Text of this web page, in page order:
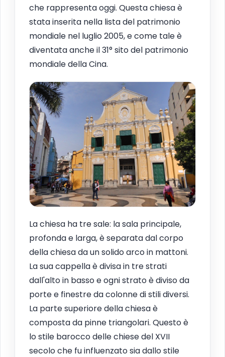
che rappresenta oggi. Questa chiesa è
stata inserita nella lista del patrimonio
mondiale nel luglio 2005, e come tale è
diventata anche il 31° sito del patrimonio
mondiale della Cina.
La chiesa ha tre sale: la sala principale,
profonda e larga, è separata dal corpo
della chiesa da un solido arco in mattoni.
La sua cappella è divisa in tre strati
dall'alto in basso e ogni strato è diviso da
porte e finestre da colonne di stili diversi.
La parte superiore della chiesa è
composta da pinne triangolari. Questo è
lo stile barocco delle chiese del XVII
secolo che fu influenzato sia dallo stile